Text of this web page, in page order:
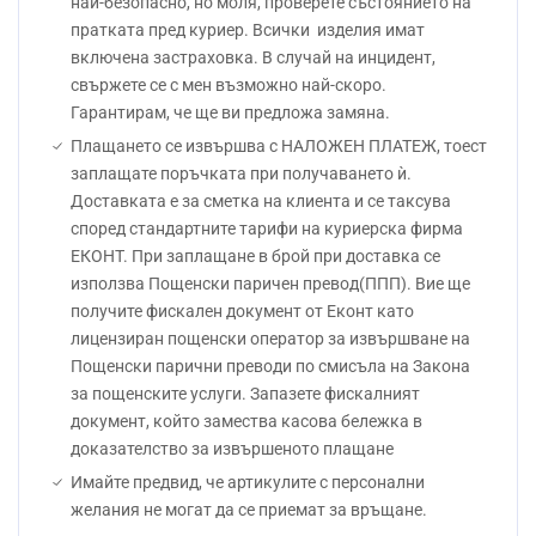
пратката пред куриер. Всички изделия имат
включена застраховка. В случай на инцидент,
свържете се с мен възможно най-скоро.
Гарантирам, че ще ви предложа замяна.
Плащането се извършва с НАЛОЖЕН ПЛАТЕЖ, тоест
заплащате поръчката при получаването ѝ.
Доставката е за сметка на клиента и се таксува
според стандартните тарифи на куриерска фирма
ЕКОНТ. При заплащане в брой при доставка се
използва Пощенски паричен превод(ППП). Вие ще
получите фискален документ от Еконт като
лицензиран пощенски оператор за извършване на
Пощенски парични преводи по смисъла на Закона
за пощенските услуги. Запазете фискалният
документ, който замества касова бележка в
доказателство за извършеното плащане
Имайте предвид, че артикулите с персонални
желания не могат да се приемат за връщане.